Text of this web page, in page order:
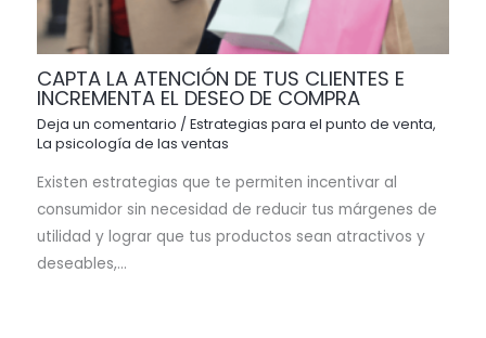
CAPTA LA ATENCIÓN DE TUS CLIENTES E
INCREMENTA EL DESEO DE COMPRA
Deja un comentario /Estrategias para el punto de venta,
La psicología de las ventas
Existen estrategias que te permiten incentivar al
consumidor sin necesidad de reducir tus márgenes de
utilidad y lograr que tus productos sean atractivos y
deseables,…